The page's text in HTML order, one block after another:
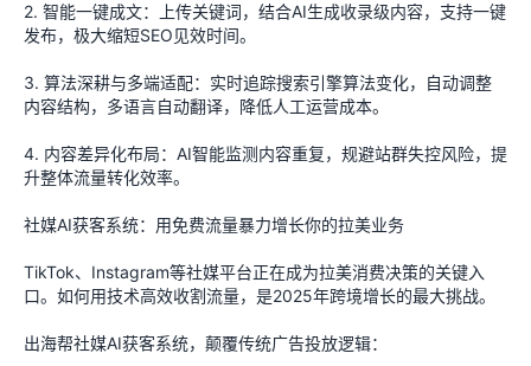
2. 智能一键成文：上传关键词，结合AI生成收录级内容，支持一键
发布，极大缩短SEO见效时间。
3. 算法深耕与多端适配：实时追踪搜索引擎算法变化，自动调整
内容结构，多语言自动翻译，降低人工运营成本。
4. 内容差异化布局：AI智能监测内容重复，规避站群失控风险，提
升整体流量转化效率。
社媒AI获客系统：用免费流量暴力增长你的拉美业务
TikTok、Instagram等社媒平台正在成为拉美消费决策的关键入
口。如何用技术高效收割流量，是2025年跨境增长的最大挑战。
出海帮社媒AI获客系统，颠覆传统广告投放逻辑：